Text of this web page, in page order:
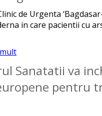
de Urgenta
in care pacientii cu
Sanatatii va
pentru